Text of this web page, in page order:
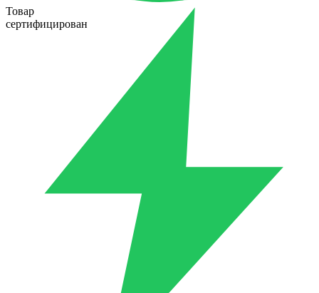
Товар
сертифицирован